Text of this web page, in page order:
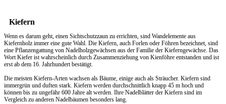
Kiefern
Wenn es darum geht, einen Sichtschutzzaun zu errichten, sind Wandelemente aus
Kiefernholz immer eine gute Wahl. Die Kiefern, auch Forlen oder Föhren bezeichnet, sind
eine Pflanzengattung von Nadelholzgewächsen aus der Familie der Kieferngewächse. Das
Wort Kiefer ist wahrscheinlich durch Zusammenziehung von Kienföhre entstanden und ist
erst ab dem 16. Jahrhundert bestätigt.
Die meisten Kiefern-Arten wachsen als Bäume, einige auch als Sträucher. Kiefern sind
immergrün und duften stark. Kiefern werden durchschnittlich knapp 45 m hoch und
können bis zu ungefähr 600 Jahre alt werden. Ihre Nadelblätter der Kiefern sind im
Vergleich zu anderen Nadelbäumen besonders lang.